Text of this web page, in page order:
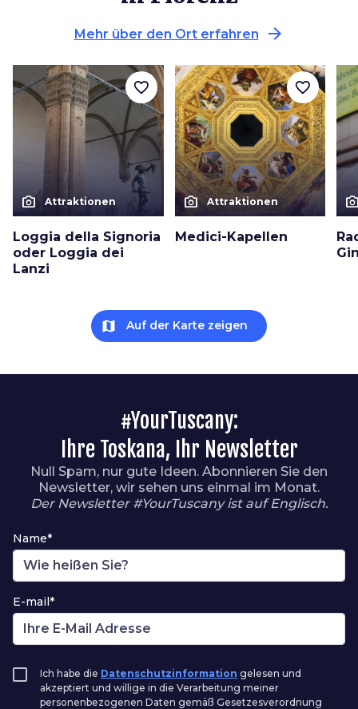
Mehr über den Ort erfahren arrow_forward
photo_camera Attraktionen
Loggia della Signoria
oder Loggia dei
Lanzi
favorite_border
photo_camera Attraktionen
Medici-Kapellen
favorite_border
map Auf der Karte zeigen
#YourTuscany:
Ihre Toskana, Ihr Newsletter
Null Spam, nur gute Ideen. Abonnieren Sie den
Newsletter, wir sehen uns einmal im Monat.
Der Newsletter #YourTuscany ist auf Englisch.
Name*
E-mail*
Ich habe die Datenschutzinformation gelesen und
akzeptiert und willige in die Verarbeitung meiner
personenbezogenen Daten gemäß Gesetzesverordnung